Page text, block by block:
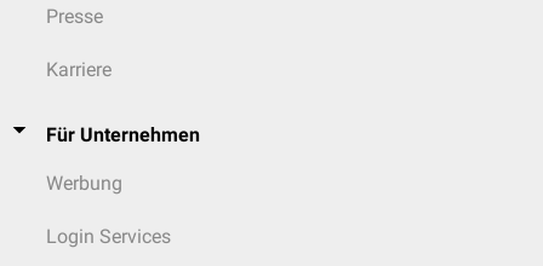
Presse
Karriere
Für Unternehmen
Werbung
Login Services